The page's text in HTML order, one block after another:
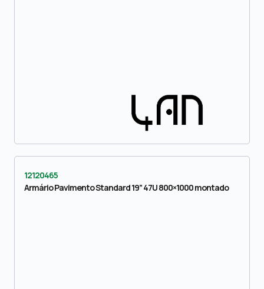
12120465
Armário Pavimento Standard 19” 47U 800×1000 montado